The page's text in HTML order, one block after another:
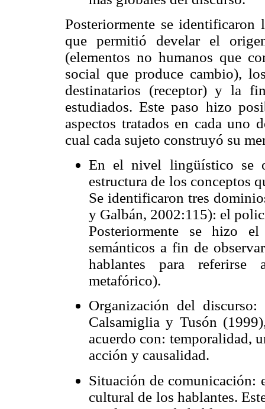
Posteriormente se
que permitió develar el
(elementos no humanos que
social que produce cambio),
destinatarios (receptor) y la
estudiados. Este paso hizo
aspectos tratados en cada uno
cual cada sujeto construyó su
En el nivel lingüístico se
estructura de los conceptos
Se identificaron tres
y Galbán, 2002:115): el
Posteriormente se hizo
semánticos a fin de
hablantes para referirse
metafórico).
Organización del
Calsamiglia y Tusón
acuerdo con: temporalidad,
acción y causalidad.
Situación de comunicación:
cultural de los hablantes.